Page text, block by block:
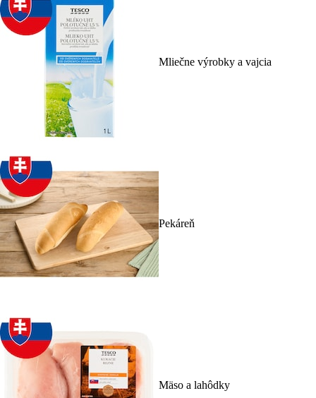
Mliečne výrobky a vajcia
Pekáreň
Mäso a lahôdky